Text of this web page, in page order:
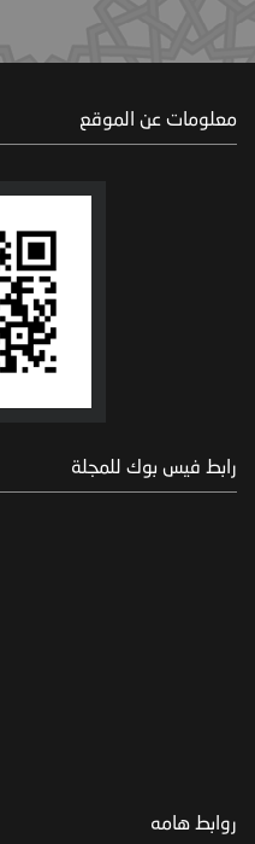
معلومات عن الموقع
رابط فيس بوك للمجلة
روابط هامه